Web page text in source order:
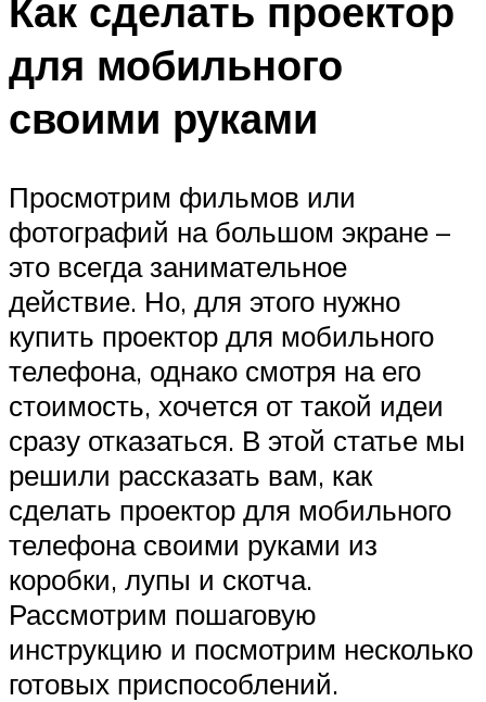
Как сделать проектор
для мобильного
своими руками
Просмотрим фильмов или
фотографий на большом экране –
это всегда занимательное
действие. Но, для этого нужно
купить проектор для мобильного
телефона, однако смотря на его
стоимость, хочется от такой идеи
сразу отказаться. В этой статье мы
решили рассказать вам, как
сделать проектор для мобильного
телефона своими руками из
коробки, лупы и скотча.
Рассмотрим пошаговую
инструкцию и посмотрим несколько
готовых приспособлений.